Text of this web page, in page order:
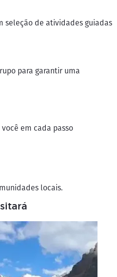
seleção de atividades guiadas
para garantir uma
em cada passo
locais.